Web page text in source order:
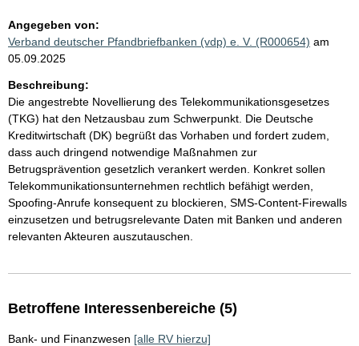
Angegeben von:
Verband deutscher Pfandbriefbanken (vdp) e. V. (R000654) am
05.09.2025
Beschreibung:
Die angestrebte Novellierung des Telekommunikationsgesetzes
(TKG) hat den Netzausbau zum Schwerpunkt. Die Deutsche
Kreditwirtschaft (DK) begrüßt das Vorhaben und fordert zudem,
dass auch dringend notwendige Maßnahmen zur
Betrugsprävention gesetzlich verankert werden. Konkret sollen
Telekommunikationsunternehmen rechtlich befähigt werden,
Spoofing-Anrufe konsequent zu blockieren, SMS-Content-Firewalls
einzusetzen und betrugsrelevante Daten mit Banken und anderen
relevanten Akteuren auszutauschen.
Betroffene Interessenbereiche (5)
Bank- und Finanzwesen [alle RV hierzu]